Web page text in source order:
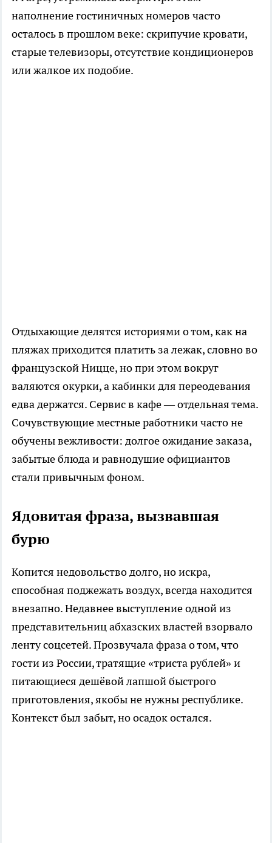
наполнение гостиничных номеров часто
осталось в прошлом веке: скрипучие кровати,
старые телевизоры, отсутствие кондиционеров
или жалкое их подобие.
Отдыхающие делятся историями о том, как на
пляжах приходится платить за лежак, словно во
французской Ницце, но при этом вокруг
валяются окурки, а кабинки для переодевания
едва держатся. Сервис в кафе — отдельная тема.
Сочувствующие местные работники часто не
обучены вежливости: долгое ожидание заказа,
забытые блюда и равнодушие официантов
стали привычным фоном.
Ядовитая фраза, вызвавшая
бурю
Копится недовольство долго, но искра,
способная поджежать воздух, всегда находится
внезапно. Недавнее выступление одной из
представительниц абхазских властей взорвало
ленту соцсетей. Прозвучала фраза о том, что
гости из России, тратящие «триста рублей» и
питающиеся дешёвой лапшой быстрого
приготовления, якобы не нужны республике.
Контекст был забыт, но осадок остался.